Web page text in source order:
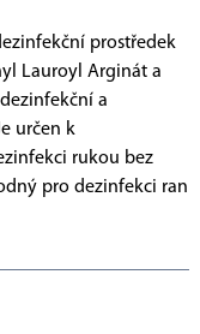
prostředek
Lauroyl Arginát a
a
určen k
rukou bez
pro dezinfekci ran